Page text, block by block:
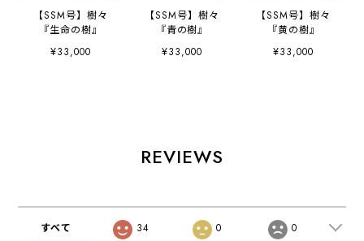
【SSM号】樹々
『生命の樹』
¥33,000
【SSM号】樹々
『青の樹』
¥33,000
【SSM号】樹々
『黄の樹』
¥33,000
REVIEWS
すべて 34 0 0